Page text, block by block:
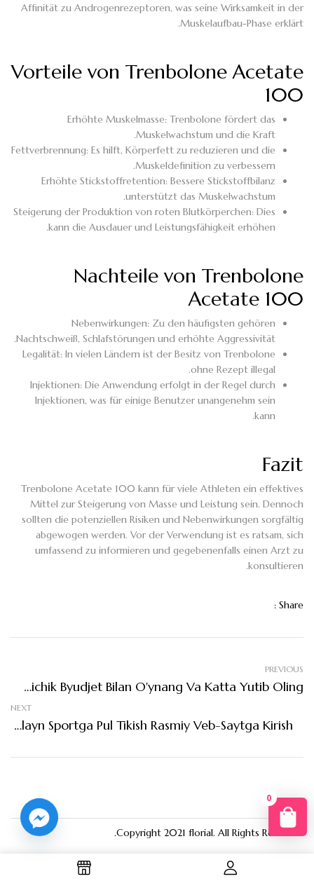
Affinität zu Androgenrezeptoren, was seine Wirksamkeit in der
Muskelaufbau-Phase erklärt.
Vorteile von Trenbolone Acetate
100
Erhöhte Muskelmasse: Trenbolone fördert das
Muskelwachstum und die Kraft.
Fettverbrennung: Es hilft, Körperfett zu reduzieren und die
Muskeldefinition zu verbessern.
Erhöhte Stickstoffretention: Bessere Stickstoffbilanz
unterstützt das Muskelwachstum.
Steigerung der Produktion von roten Blutkörperchen: Dies
kann die Ausdauer und Leistungsfähigkeit erhöhen.
Nachteile von Trenbolone
Acetate 100
Nebenwirkungen: Zu den häufigsten gehören
Nachtschweiß, Schlafstörungen und erhöhte Aggressivität.
Legalität: In vielen Ländern ist der Besitz von Trenbolone
ohne Rezept illegal.
Injektionen: Die Anwendung erfolgt in der Regel durch
Injektionen, was für einige Benutzer unangenehm sein
kann.
Fazit
Trenbolone Acetate 100 kann für viele Athleten ein effektives
Mittel zur Steigerung von Masse und Leistung sein. Dennoch
sollten die potenziellen Risiken und Nebenwirkungen sorgfältig
abgewogen werden. Vor der Verwendung ist es ratsam, sich
umfassend zu informieren und gegebenenfalls einen Arzt zu
konsultieren.
Share :
PREVIOUS
Minimal Garov Bilan 1xBet Slotlari 2025: Kichik Byudjet Bilan O'ynang Va Katta Yutib Oling
NEXT
1xbet 1xBet Bukmekerlik Kompaniyasi BC 1xbet Onlayn Sportga Pul Tikish Rasmiy Veb-Saytga Kirish
Copyright 2021 florial. All Rights Reserved.
0